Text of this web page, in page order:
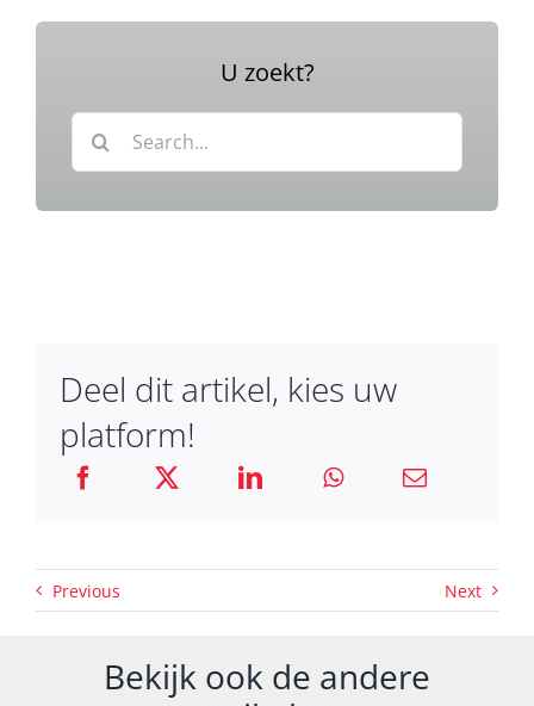
U zoekt?
naar:
Deel dit artikel, kies uw
platform!
Previous Next
Bekijk ook de andere